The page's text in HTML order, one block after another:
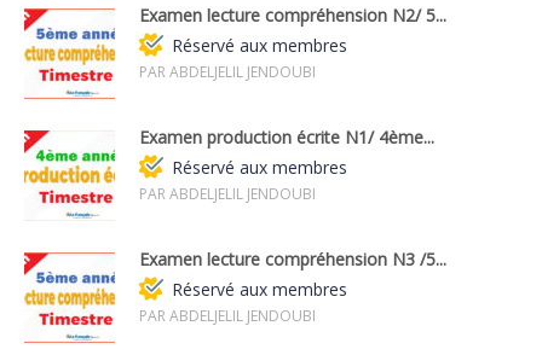
Examen lecture compréhension N2/ 5...
Réservé aux membres
PAR ABDELJELIL JENDOUBI
Examen production écrite N1/ 4ème...
Réservé aux membres
PAR ABDELJELIL JENDOUBI
Examen lecture compréhension N3 /5...
Réservé aux membres
PAR ABDELJELIL JENDOUBI